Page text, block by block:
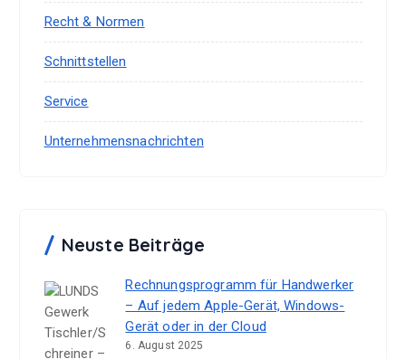
Recht & Normen
Schnittstellen
Service
Unternehmensnachrichten
Neuste Beiträge
Rechnungsprogramm für Handwerker
– Auf jedem Apple-Gerät, Windows-
Gerät oder in der Cloud
6. August 2025